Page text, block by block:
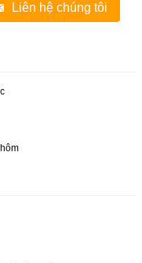
Liên hệ chúng tôi